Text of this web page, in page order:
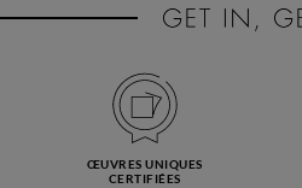
ŒUVRES UNIQUES
CERTIFIÉES